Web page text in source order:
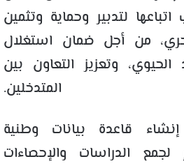
لتدبير وحماية وتثمين
من أجل ضمان استغلال
وتعزيز التعاون بين
قاعدة بيانات وطنية
الدراسات والإحصاءات